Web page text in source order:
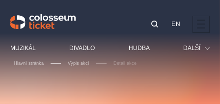
MUZIKÁL DIVADLO HUDBA DALŠÍ
EN
Hlavní stránka Výpis akcí Detail akce